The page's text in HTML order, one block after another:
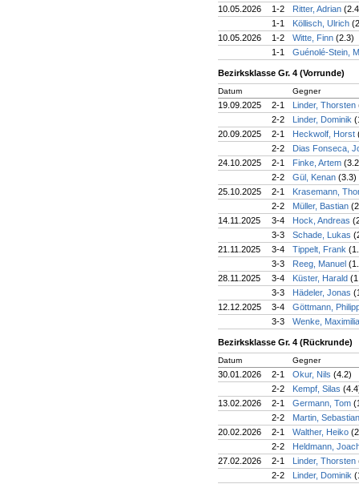
10.05.2026
1-2 Ritter, Adrian
1-1
Köllisch, Ulrich
10.05.2026
1-2 Witte, Finn (2.3)
1-1
Guénolé-Stein,
Bezirksklasse Gr. 4 (Vorrunde)
Datum Gegner
19.09.2025 2-1 Linder, Thorsten
2-2
Linder, Dominik
20.09.2025
2-1 Heckwolf, Horst
2-2
Dias Fonseca,
24.10.2025
2-1 Finke, Artem
2-2
Gül, Kenan (3.3)
25.10.2025
2-1
Krasemann,
2-2
Müller, Bastian
14.11.2025
3-4 Hock, Andreas
3-3
Schade, Lukas
21.11.2025
3-4 Tippelt, Frank
3-3
Reeg, Manuel
28.11.2025
3-4 Küster, Harald
3-3
Hädeler, Jonas
12.12.2025
3-4
Göttmann,
3-3
Wenke,
Bezirksklasse Gr. 4 (Rückrunde)
Datum Gegner
30.01.2026 2-1 Okur, Nils (4.2)
2-2
Kempf, Silas
13.02.2026
2-1 Germann, Tom
2-2
Martin,
20.02.2026
2-1 Walther, Heiko
2-2
Heldmann,
27.02.2026
2-1 Linder, Thorsten
2-2
Linder, Dominik